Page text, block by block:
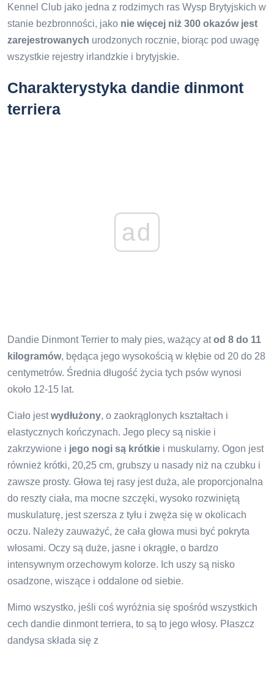
Kennel Club jako jedna z rodzimych ras Wysp Brytyjskich w
stanie bezbronności, jako nie więcej niż 300 okazów jest
zarejestrowanych urodzonych rocznie, biorąc pod uwagę
wszystkie rejestry irlandzkie i brytyjskie.
Charakterystyka dandie dinmont
terriera
ad
Dandie Dinmont Terrier to mały pies, ważący atod 8 do 11
kilogramów, będąca jego wysokością w kłębie od 20 do 28
centymetrów. Średnia długość życia tych psów wynosi
około 12-15 lat.
Ciało jestwydłużony, o zaokrąglonych kształtach i
elastycznych kończynach. Jego plecy są niskie i
zakrzywione i jego nogi są krótkie i muskularny. Ogon jest
również krótki, 20,25 cm, grubszy u nasady niż na czubku i
zawsze prosty. Głowa tej rasy jest duża, ale proporcjonalna
do reszty ciała, ma mocne szczęki, wysoko rozwiniętą
muskulaturę, jest szersza z tyłu i zwęża się w okolicach
oczu. Należy zauważyć, że cała głowa musi być pokryta
włosami. Oczy są duże, jasne i okrągłe, o bardzo
intensywnym orzechowym kolorze. Ich uszy są nisko
osadzone, wiszące i oddalone od siebie.
Mimo wszystko, jeśli coś wyróżnia się spośród wszystkich
cech dandie dinmont terriera, to są to jego włosy. Płaszcz
dandysa składa się z